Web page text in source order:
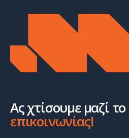
Ας χτίσουμε μαζί
επικοινωνίας!